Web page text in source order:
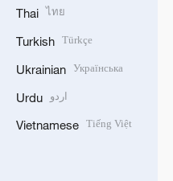
Thai ไทย
Turkish Türkçe
Ukrainian Українська
Urdu اردو
Vietnamese Tiếng Việt